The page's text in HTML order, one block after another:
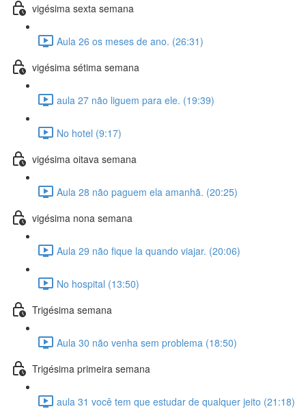
vigésima sexta semana
Aula 26 os meses de ano. (26:31)
vigésima sétima semana
aula 27 não liguem para ele. (19:39)
No hotel (9:17)
vigésima oitava semana
Aula 28 não paguem ela amanhã. (20:25)
vigésima nona semana
Aula 29 não fique la quando viajar. (20:06)
No hospital (13:50)
Trigésima semana
Aula 30 não venha sem problema (18:50)
Trigésima primeira semana
aula 31 você tem que estudar de qualquer jeito (21:18)